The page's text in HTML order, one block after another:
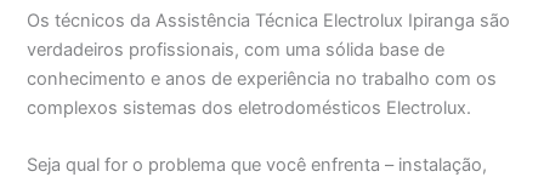
Os técnicos da Assistência Técnica Electrolux Ipiranga são
verdadeiros profissionais, com uma sólida base de
conhecimento e anos de experiência no trabalho com os
complexos sistemas dos eletrodomésticos Electrolux.
Seja qual for o problema que você enfrenta – instalação,